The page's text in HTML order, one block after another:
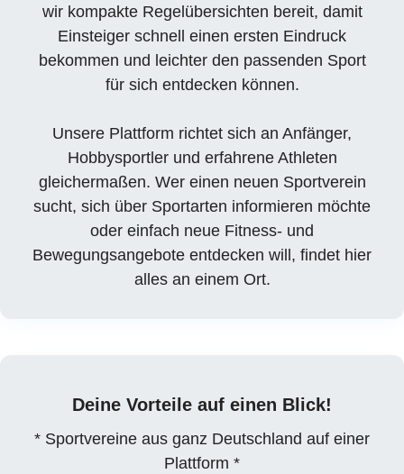
wir kompakte Regelübersichten bereit, damit
Einsteiger schnell einen ersten Eindruck
bekommen und leichter den passenden Sport
für sich entdecken können.
Unsere Plattform richtet sich an Anfänger,
Hobbysportler und erfahrene Athleten
gleichermaßen. Wer einen neuen Sportverein
sucht, sich über Sportarten informieren möchte
oder einfach neue Fitness- und
Bewegungsangebote entdecken will, findet hier
alles an einem Ort.
Deine Vorteile auf einen Blick!
* Sportvereine aus ganz Deutschland auf einer
Plattform *